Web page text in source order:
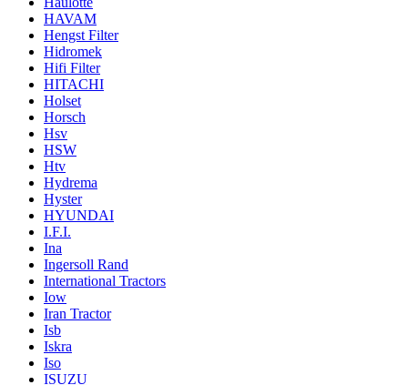
HAVAM
Hengst Filter
Hidromek
Hifi Filter
HITACHI
Holset
Horsch
Hsv
HSW
Htv
Hydrema
Hyster
HYUNDAI
I.F.I.
Ina
Ingersoll Rand
International Tractors
Iow
Iran Tractor
Isb
Iskra
Iso
ISUZU